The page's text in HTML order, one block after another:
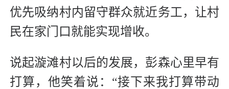
优先吸纳村内留守群众就近务工，让村
民在家门口就能实现增收。
说起漩滩村以后的发展，彭森心里早有
打算，他笑着说：“接下来我打算带动